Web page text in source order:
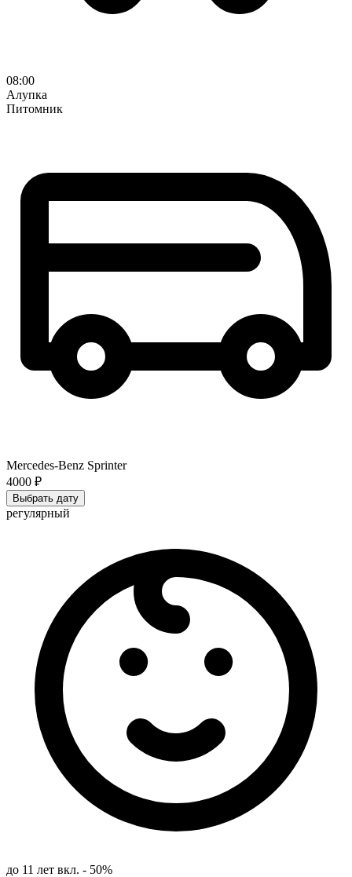
08:00
Алупка
Питомник
Mercedes-Benz Sprinter
4000 ₽
Выбрать дату
регулярный
до 11 лет вкл. - 50%